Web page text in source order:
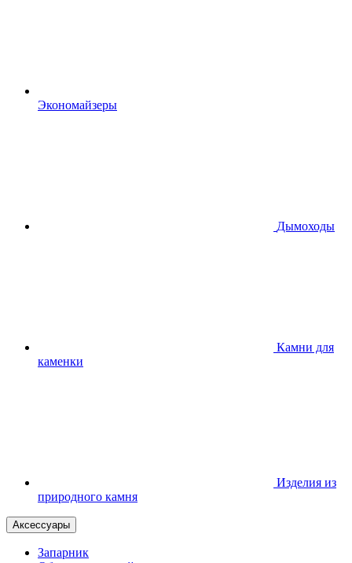
Экономайзеры
Дымоходы
Камни для
каменки
Изделия из
природного камня
Аксессуары
Запарник